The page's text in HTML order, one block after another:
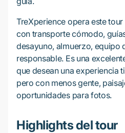
TreXperience opera este
con transporte cómodo,
desayuno, almuerzo, equipo
responsable. Es una
que desean una experiencia
pero con menos gente,
oportunidades para fotos.
Highlights del tour